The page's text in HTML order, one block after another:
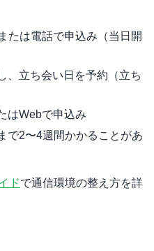
たは電話で申込み（当日開
、立ち会い日を予約（立ち
はWebで申込み
で2〜4週間かかることがあ
ドで通信環境の整え方を詳